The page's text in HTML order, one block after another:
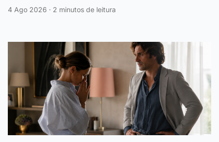
4 Ago 2026 · 2 minutos de leitura